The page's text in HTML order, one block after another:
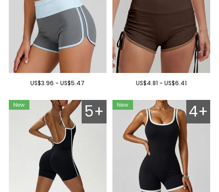
US$3.96 - US$5.47 US$4.81 - US$6.41
5+ 4+